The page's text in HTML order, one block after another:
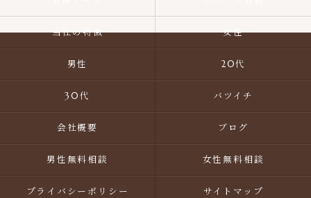
当社の特徴 女性
男性 20代
30代 バツイチ
会社概要 ブログ
男性無料相談 女性無料相談
プライバシーポリシー サイトマップ